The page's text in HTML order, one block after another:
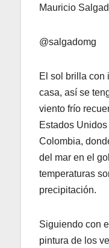
Mauricio
@salgadomg
El sol brilla con
casa, así se
viento frío
Estados
Colombia,
del mar en el
temperaturas
precipitación.
Siguiendo con
pintura de los